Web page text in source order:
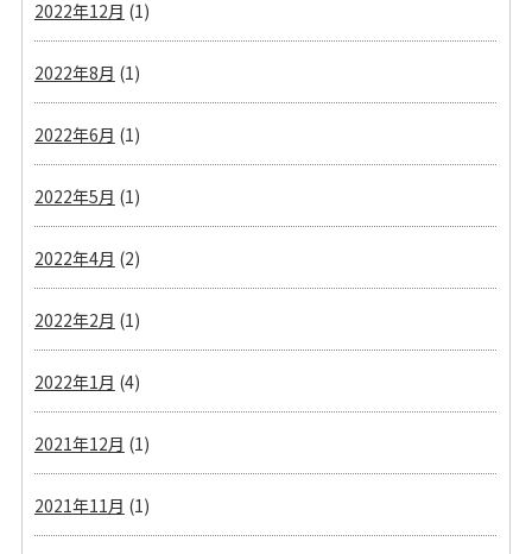
2022年12月 (1)
2022年8月 (1)
2022年6月 (1)
2022年5月 (1)
2022年4月 (2)
2022年2月 (1)
2022年1月 (4)
2021年12月 (1)
2021年11月 (1)